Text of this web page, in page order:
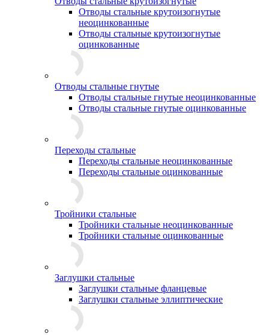
Отводы стальные крутоизогнутые
неоцинкованные
Отводы стальные крутоизогнутые
оцинкованные
Отводы стальные гнутые
Отводы стальные гнутые неоцинкованные
Отводы стальные гнутые оцинкованные
Переходы стальные
Переходы стальные неоцинкованные
Переходы стальные оцинкованные
Тройники стальные
Тройники стальные неоцинкованные
Тройники стальные оцинкованные
Заглушки стальные
Заглушки стальные фланцевые
Заглушки стальные эллиптические